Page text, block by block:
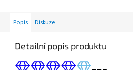
Popis Diskuze
Detailní popis produktu